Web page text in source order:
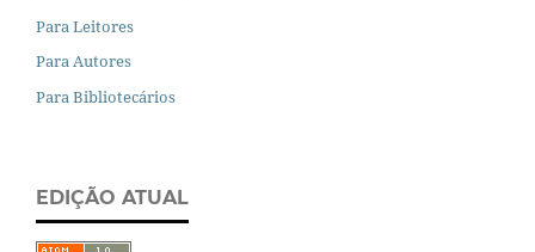
Para Leitores
Para Autores
Para Bibliotecários
EDIÇÃO ATUAL